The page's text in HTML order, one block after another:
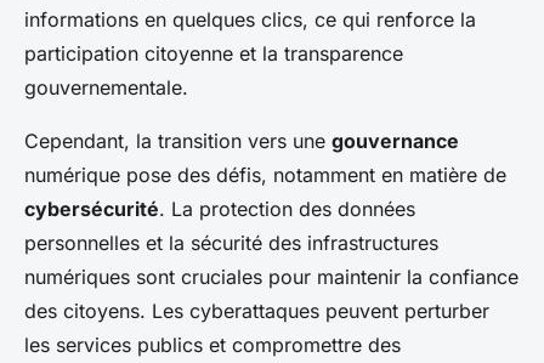
informations en quelques clics, ce qui renforce la
participation citoyenne et la transparence
gouvernementale.
Cependant, la transition vers une gouvernance
numérique pose des défis, notamment en matière de
cybersécurité. La protection des données
personnelles et la sécurité des infrastructures
numériques sont cruciales pour maintenir la confiance
des citoyens. Les cyberattaques peuvent perturber
les services publics et compromettre des